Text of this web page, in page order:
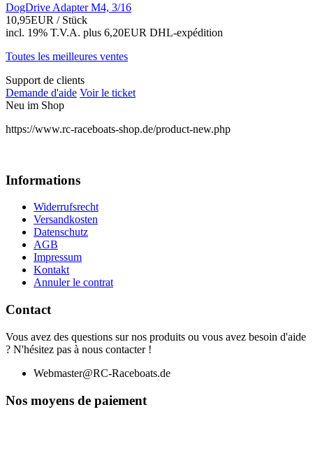
DogDrive Adapter M4, 3/16
10,95EUR / Stück
incl. 19% T.V.A. plus 6,20EUR DHL-expédition
Toutes les meilleures ventes
Support de clients
Demande d'aide Voir le ticket
Neu im Shop
https://www.rc-raceboats-shop.de/product-new.php
Informations
Widerrufsrecht
Versandkosten
Datenschutz
AGB
Impressum
Kontakt
Annuler le contrat
Contact
Vous avez des questions sur nos produits ou vous avez besoin d'aide
? N'hésitez pas à nous contacter !
Webmaster@RC-Raceboats.de
Nos moyens de paiement